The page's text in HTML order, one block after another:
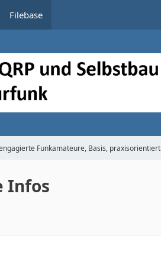
Filebase
Funkamateure, Basis, praxisorientiert
Infos